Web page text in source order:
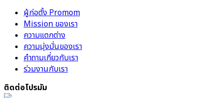
ผู้ก่อตั้ง Promom
Mission ของเรา
ความแตกต่าง
ความมุ่งมั่นของเรา
คำถามเกี่ยวกับเรา
ร่วมงานกับเรา
ติดต่อโปรมัม